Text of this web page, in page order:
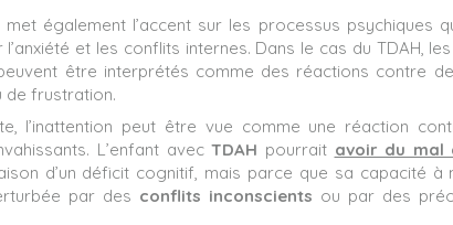
met également l’accent sur les processus psychiques
et les conflits internes. Dans le cas du TDAH,
être interprétés comme des réactions contre
de frustration.
l’inattention peut être vue comme une réaction
L’enfant avecTDAH pourrait avoir du mal
d’un déficit cognitif, mais parce que sa capacité
par des conflits inconscients ou par des